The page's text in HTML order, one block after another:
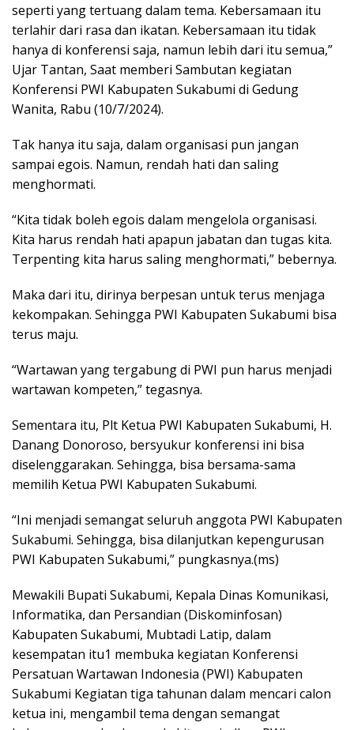
seperti yang tertuang dalam tema. Kebersamaan itu
terlahir dari rasa dan ikatan. Kebersamaan itu tidak
hanya di konferensi saja, namun lebih dari itu semua,”
Ujar Tantan, Saat memberi Sambutan kegiatan
Konferensi PWI Kabupaten Sukabumi di Gedung
Wanita, Rabu (10/7/2024).
Tak hanya itu saja, dalam organisasi pun jangan
sampai egois. Namun, rendah hati dan saling
menghormati.
“Kita tidak boleh egois dalam mengelola organisasi.
Kita harus rendah hati apapun jabatan dan tugas kita.
Terpenting kita harus saling menghormati,” bebernya.
Maka dari itu, dirinya berpesan untuk terus menjaga
kekompakan. Sehingga PWI Kabupaten Sukabumi bisa
terus maju.
“Wartawan yang tergabung di PWI pun harus menjadi
wartawan kompeten,” tegasnya.
Sementara itu, Plt Ketua PWI Kabupaten Sukabumi, H.
Danang Donoroso, bersyukur konferensi ini bisa
diselenggarakan. Sehingga, bisa bersama-sama
memilih Ketua PWI Kabupaten Sukabumi.
“Ini menjadi semangat seluruh anggota PWI Kabupaten
Sukabumi. Sehingga, bisa dilanjutkan kepengurusan
PWI Kabupaten Sukabumi,” pungkasnya.(ms)
Mewakili Bupati Sukabumi, Kepala Dinas Komunikasi,
Informatika, dan Persandian (Diskominfosan)
Kabupaten Sukabumi, Mubtadi Latip, dalam
kesempatan itu1 membuka kegiatan Konferensi
Persatuan Wartawan Indonesia (PWI) Kabupaten
Sukabumi Kegiatan tiga tahunan dalam mencari calon
ketua ini, mengambil tema dengan semangat